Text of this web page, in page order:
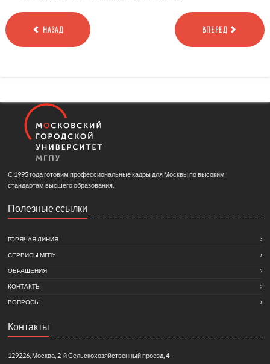
НАЗАД ВПЕРЕД
С 1995 года готовим профессиональные кадры для Москвы по высоким
стандартам высшего образования.
Полезные ссылки
ГОРЯЧАЯ ЛИНИЯ
СЕРВИСЫ МГПУ
ОБРАЩЕНИЯ
КОНТАКТЫ
ВОПРОСЫ
Контакты
129226, Москва, 2-й Сельскохозяйственный проезд, 4